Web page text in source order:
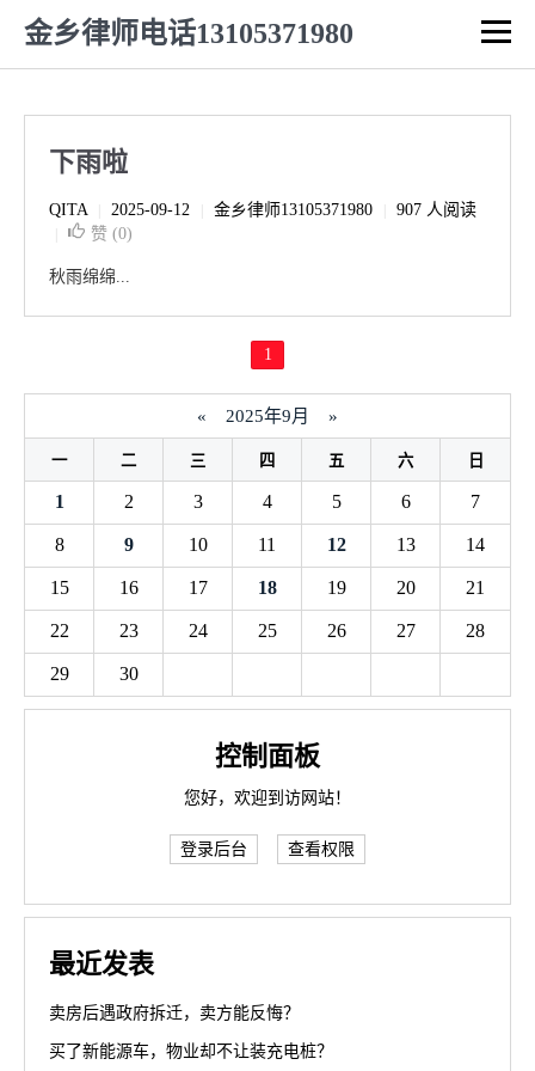
金乡律师电话13105371980
下雨啦
QITA 2025-09-12 金乡律师13105371980 907 人阅读
赞 (0)
秋雨绵绵...
1
« 2025年9月 »
一 二 三 四 五 六 日
1 2 3 4 5 6 7
8 9 10 11 12 13 14
15 16 17 18 19 20 21
22 23 24 25 26 27 28
29 30
控制面板
您好，欢迎到访网站！
登录后台 查看权限
最近发表
卖房后遇政府拆迁，卖方能反悔？
买了新能源车，物业却不让装充电桩？